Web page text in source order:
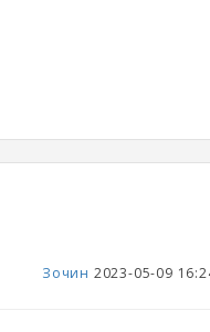
Зочин 2023-05-09